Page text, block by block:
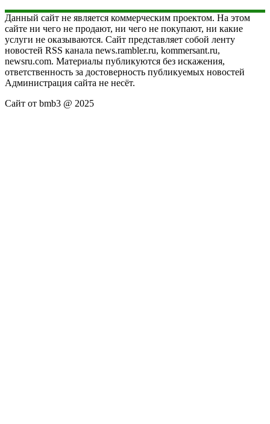
Данный сайт не является коммерческим проектом. На этом
сайте ни чего не продают, ни чего не покупают, ни какие
услуги не оказываются. Сайт представляет собой ленту
новостей RSS канала news.rambler.ru, kommersant.ru,
newsru.com. Материалы публикуются без искажения,
ответственность за достоверность публикуемых новостей
Администрация сайта не несёт.
Сайт от bmb3 @ 2025